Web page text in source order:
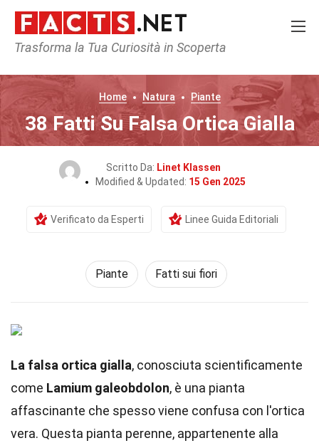
Trasforma la Tua Curiosità in Scoperta
Home Natura Piante
38 Fatti Su Falsa Ortica Gialla
Scritto Da: Linet Klassen
Modified & Updated: 15 Gen 2025
Verificato da Esperti Linee Guida Editoriali
Piante Fatti sui fiori
La falsa ortica gialla, conosciuta scientificamente
come Lamium galeobdolon, è una pianta
affascinante che spesso viene confusa con l'ortica
vera. Questa pianta perenne, appartenente alla